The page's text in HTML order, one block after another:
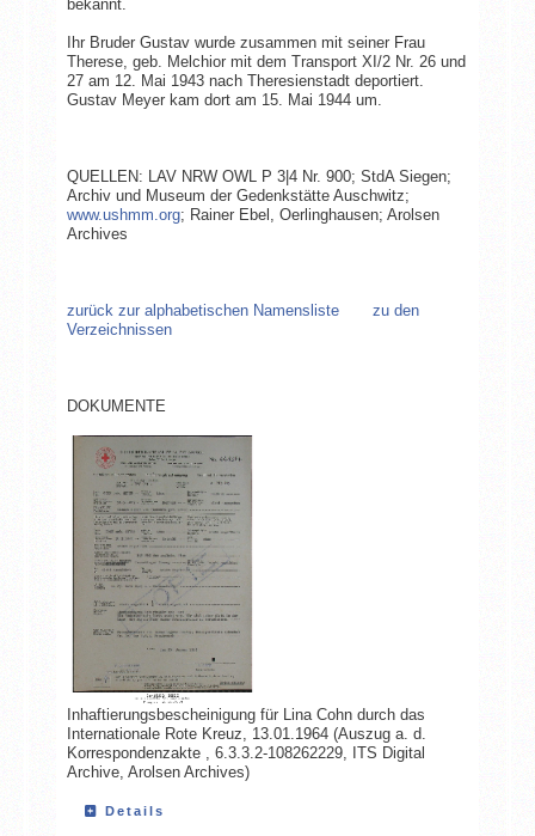
bekannt.
Ihr Bruder Gustav wurde zusammen mit seiner Frau
Therese, geb. Melchior mit dem Transport XI/2 Nr. 26 und
27 am 12. Mai 1943 nach Theresienstadt deportiert.
Gustav Meyer kam dort am 15. Mai 1944 um.
QUELLEN: LAV NRW OWL P 3|4 Nr. 900; StdA Siegen;
Archiv und Museum der Gedenkstätte Auschwitz;
www.ushmm.org; Rainer Ebel, Oerlinghausen; Arolsen
Archives
zurück zur alphabetischen Namensliste
zu den
Verzeichnissen
DOKUMENTE
Inhaftierungsbescheinigung für Lina Cohn durch das
Internationale Rote Kreuz, 13.01.1964 (Auszug a. d.
Korrespondenzakte , 6.3.3.2-108262229, ITS Digital
Archive, Arolsen Archives)
Details